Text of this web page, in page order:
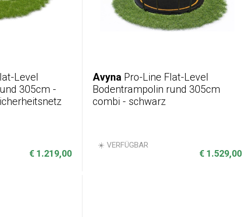
Level
305cm -
€ 1.219,00
Avyna Pro-Line Flat-Level
Bodentrampolin rund 305cm
combi - schwarz
€ 1.529,00
☀️ VERFÜGBAR